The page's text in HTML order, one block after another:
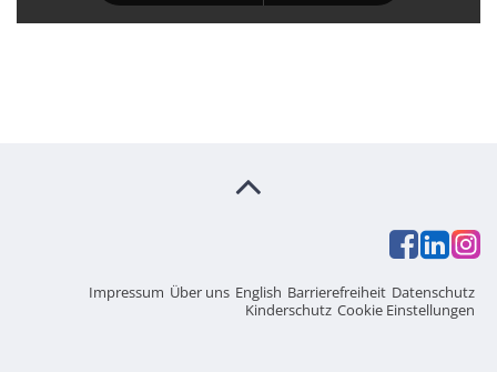
Impressum Über uns English Barrierefreiheit Datenschutz
Kinderschutz Cookie Einstellungen